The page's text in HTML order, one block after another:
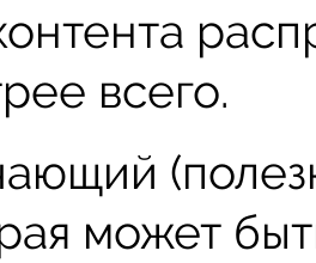
всего.
может